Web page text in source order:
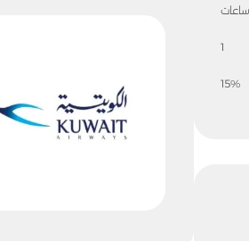
1
15%